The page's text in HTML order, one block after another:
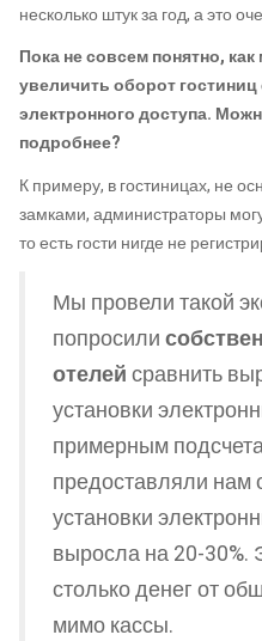
несколько штук за год, а это
Пока не совсем понятно,
увеличить оборот
электронного доступа.
подробнее?
К примеру, в гостиницах, не
замками, администраторы
то есть гости нигде не
Мы провели такой
попросили
отелей сравнить
установки
примерным
предоставляли нам
установки
выросла на 20-30%.
столько денег от
мимо кассы.